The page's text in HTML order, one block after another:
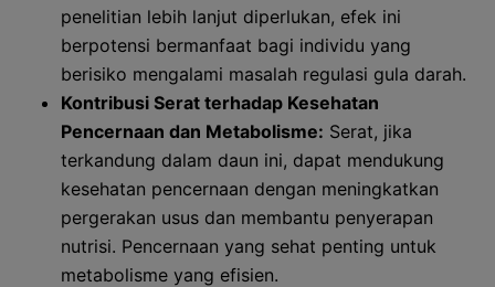
penelitian lebih lanjut diperlukan, efek ini
berpotensi bermanfaat bagi individu yang
berisiko mengalami masalah regulasi gula darah.
Kontribusi Serat terhadap Kesehatan
Pencernaan dan Metabolisme: Serat, jika
terkandung dalam daun ini, dapat mendukung
kesehatan pencernaan dengan meningkatkan
pergerakan usus dan membantu penyerapan
nutrisi. Pencernaan yang sehat penting untuk
metabolisme yang efisien.